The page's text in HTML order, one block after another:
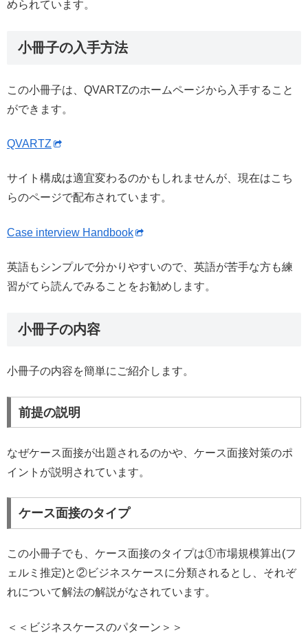
められています。
小冊子の入手方法
この小冊子は、QVARTZのホームページから入手すること
ができます。
QVARTZ
サイト構成は適宜変わるのかもしれませんが、現在はこち
らのページで配布されています。
Case interview Handbook
英語もシンプルで分かりやすいので、英語が苦手な方も練
習がてら読んでみることをお勧めします。
小冊子の内容
小冊子の内容を簡単にご紹介します。
前提の説明
なぜケース面接が出題されるのかや、ケース面接対策のポ
イントが説明されています。
ケース面接のタイプ
この小冊子でも、ケース面接のタイプは①市場規模算出(フ
ェルミ推定)と②ビジネスケースに分類されるとし、それぞ
れについて解法の解説がなされています。
＜＜ビジネスケースのパターン＞＞